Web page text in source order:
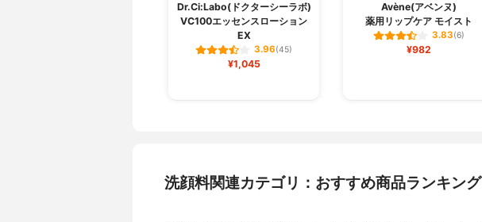
Dr.Ci:Labo(ドクターシーラボ)
VC100エッセンスローション
EX
3.96(45)
¥1,045
Avène(アベンヌ)
薬用リップケア モイスト
3.83(6)
¥982
洗顔料関連カテゴリ：おすすめ商品ランキング